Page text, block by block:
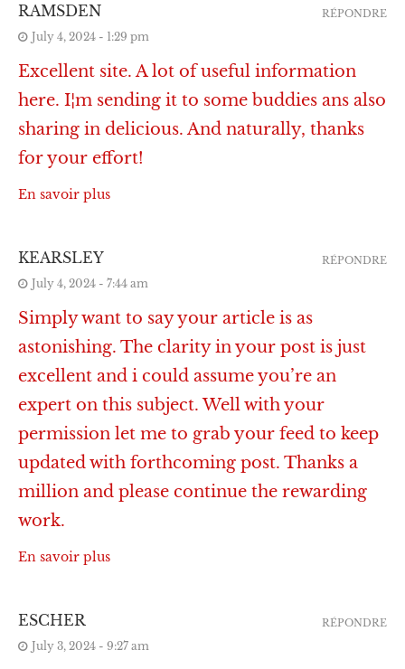
RAMSDEN
July 4, 2024 - 1:29 pm
Excellent site. A lot of useful information
here. I¦m sending it to some buddies ans also
sharing in delicious. And naturally, thanks
for your effort!
En savoir plus
RÉPONDRE
KEARSLEY
July 4, 2024 - 7:44 am
Simply want to say your article is as
astonishing. The clarity in your post is just
excellent and i could assume you’re an
expert on this subject. Well with your
permission let me to grab your feed to keep
updated with forthcoming post. Thanks a
million and please continue the rewarding
work.
En savoir plus
RÉPONDRE
ESCHER
July 3, 2024 - 9:27 am
RÉPONDRE